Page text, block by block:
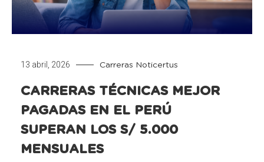
13 abril, 2026 Carreras Noticertus
CARRERAS TÉCNICAS MEJOR
PAGADAS EN EL PERÚ
SUPERAN LOS S/ 5.000
MENSUALES